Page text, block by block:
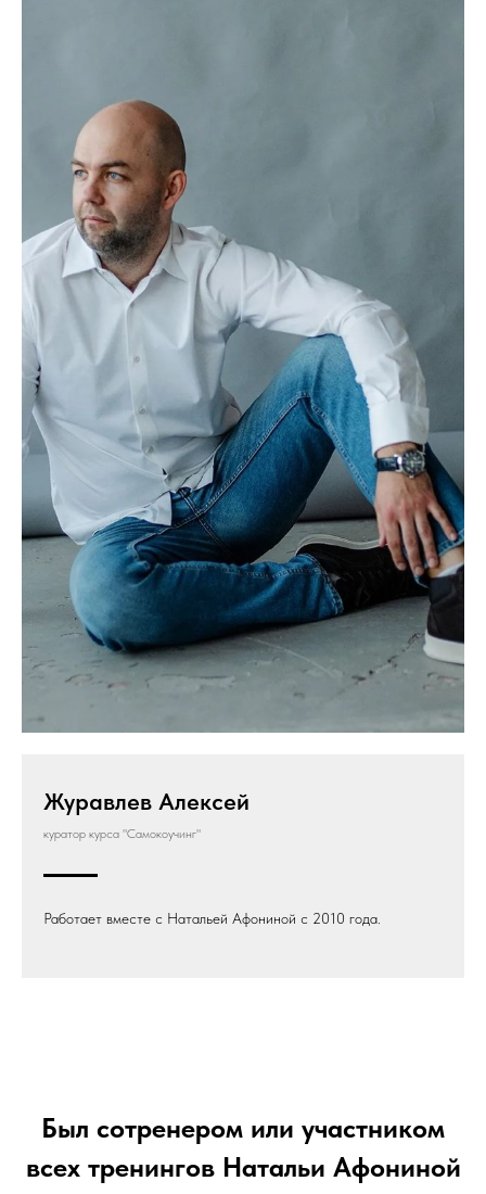
Журавлев Алексей
куратор курса "Самокоучинг"
Работает вместе с Натальей Афониной с 2010 года.
Был сотренером или участником
всех тренингов Натальи Афониной